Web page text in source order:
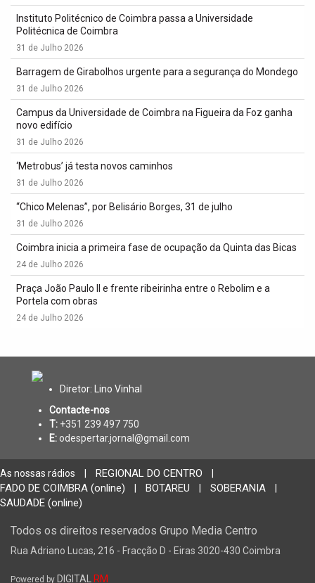
Instituto Politécnico de Coimbra passa a Universidade
Politécnica de Coimbra
31 de Julho 2026
Barragem de Girabolhos urgente para a segurança do Mondego
31 de Julho 2026
Campus da Universidade de Coimbra na Figueira da Foz ganha
novo edifício
31 de Julho 2026
‘Metrobus’ já testa novos caminhos
31 de Julho 2026
“Chico Melenas”, por Belisário Borges, 31 de julho
31 de Julho 2026
Coimbra inicia a primeira fase de ocupação da Quinta das Bicas
24 de Julho 2026
Praça João Paulo II e frente ribeirinha entre o Rebolim e a
Portela com obras
24 de Julho 2026
Diretor: Lino Vinhal
Contacte-nos
T: +351 239 497 750
E: odespertar.jornal@gmail.com
As nossas rádios REGIONAL DO CENTRO
FADO DE COIMBRA (online) BOTAREU SOBERANIA
SAUDADE (online)
Todos os direitos reservados Grupo Media Centro
Rua Adriano Lucas, 216 - Fracção D - Eiras 3020-430 Coimbra
Powered by DIGITAL RM